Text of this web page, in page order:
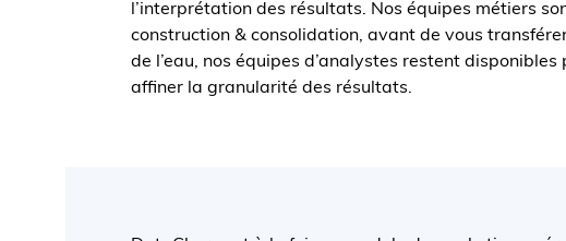
l’interprétation des résultats. Nos équipes métiers
construction & consolidation, avant de vous
de l’eau, nos équipes d’analystes restent
affiner la granularité des résultats.